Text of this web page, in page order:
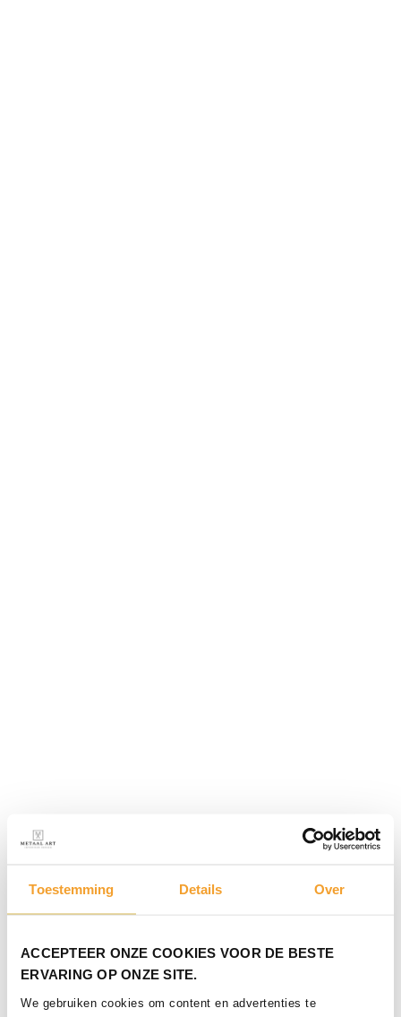
Toestemming Details Over
ACCEPTEER ONZE COOKIES VOOR DE BESTE
ERVARING OP ONZE SITE.
We gebruiken cookies om content en advertenties te